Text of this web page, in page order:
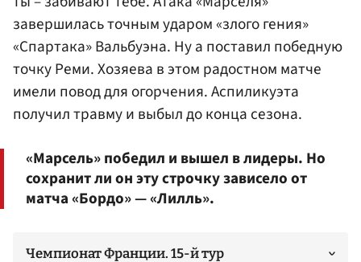
завершилась точным ударом «злого гения»
«Спартака» Вальбуэна. Ну а поставил победную
точку Реми. Хозяева в этом радостном матче
имели повод для огорчения. Аспиликуэта
получил травму и выбыл до конца сезона.
«Марсель» победил и вышел в лидеры. Но
сохранит ли он эту строчку зависело от
матча «Бордо» — «Лилль».
Чемпионат Франции. 15-й тур